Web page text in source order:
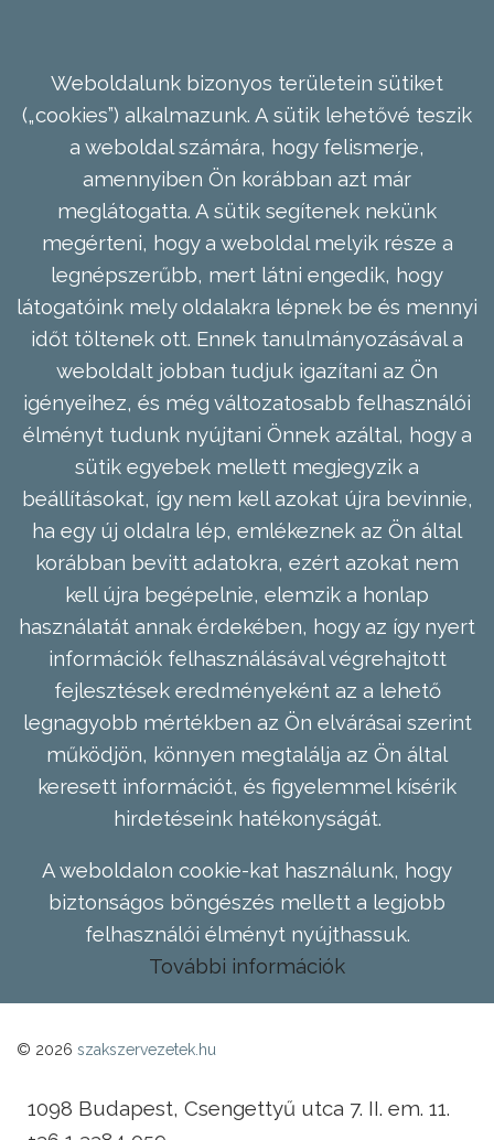
Weboldalunk bizonyos területein sütiket
(„cookies”) alkalmazunk. A sütik lehetővé teszik
a weboldal számára, hogy felismerje,
amennyiben Ön korábban azt már
meglátogatta. A sütik segítenek nekünk
megérteni, hogy a weboldal melyik része a
legnépszerűbb, mert látni engedik, hogy
látogatóink mely oldalakra lépnek be és mennyi
időt töltenek ott. Ennek tanulmányozásával a
weboldalt jobban tudjuk igazítani az Ön
igényeihez, és még változatosabb felhasználói
élményt tudunk nyújtani Önnek azáltal, hogy a
sütik egyebek mellett megjegyzik a
beállításokat, így nem kell azokat újra bevinnie,
ha egy új oldalra lép, emlékeznek az Ön által
korábban bevitt adatokra, ezért azokat nem
kell újra begépelnie, elemzik a honlap
használatát annak érdekében, hogy az így nyert
információk felhasználásával végrehajtott
fejlesztések eredményeként az a lehető
legnagyobb mértékben az Ön elvárásai szerint
működjön, könnyen megtalálja az Ön által
keresett információt, és figyelemmel kísérik
hirdetéseink hatékonyságát.
A weboldalon cookie-kat használunk, hogy
biztonságos böngészés mellett a legjobb
felhasználói élményt nyújthassuk.
További információk
© 2026 szakszervezetek.hu
1098 Budapest, Csengettyű utca 7. II. em. 11.